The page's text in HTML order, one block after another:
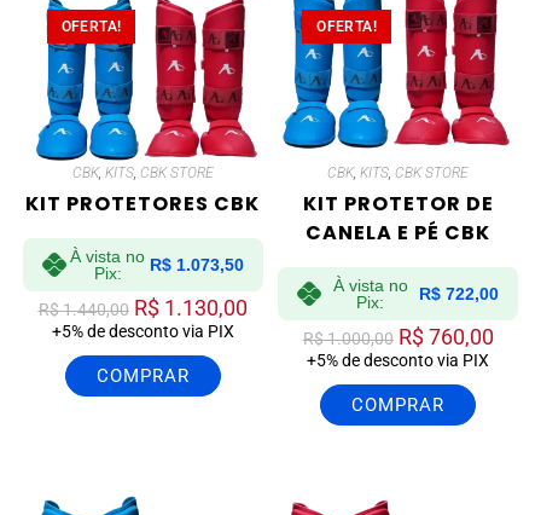
OFERTA!
CBK, KITS, CBK STORE
KIT PROTETORES CBK
À vista no
Pix:
R$1.073,50
R$1.440,00 R$1.130,00
+5% de desconto via PIX
COMPRAR
OFERTA!
CBK,KITS, CBK STORE
KIT PROTETOR DE
CANELA E PÉ CBK
À vista no
Pix:
R$ 722,00
R$1.000,00 R$760,00
+5% de desconto via PIX
COMPRAR